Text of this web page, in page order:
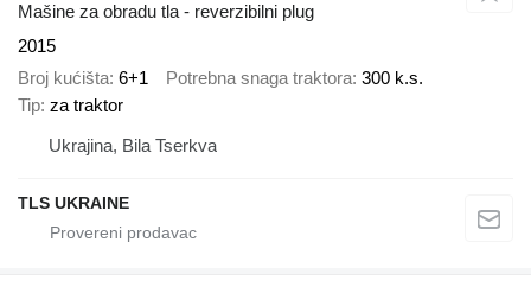
Mašine za obradu tla - reverzibilni plug
2015
Broj kućišta 6+1 Potrebna snaga traktora 300 k.s.
Tip za traktor
Ukrajina, Bila Tserkva
TLS UKRAINE